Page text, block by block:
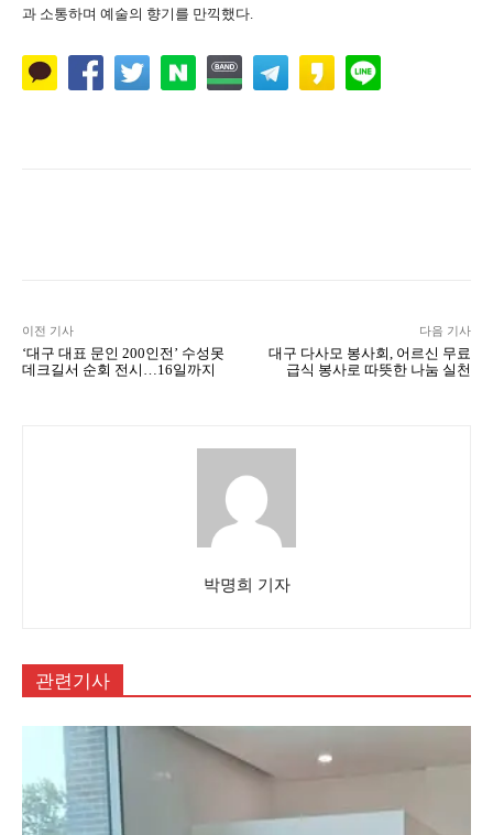
과 소통하며 예술의 향기를 만끽했다.
이전 기사
‘대구 대표 문인 200인전’ 수성못
데크길서 순회 전시…16일까지
다음 기사
대구 다사모 봉사회, 어르신 무료
급식 봉사로 따뜻한 나눔 실천
박명희 기자
관련기사